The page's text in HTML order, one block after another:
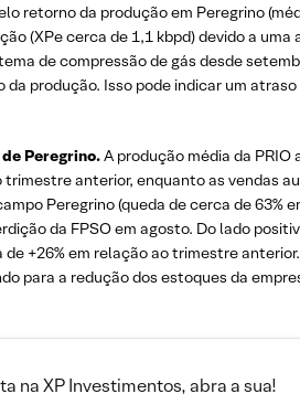
retorno da produção em Peregrino
(XPe cerca de 1,1 kbpd) devido a
de compressão de gás desde
produção. Isso pode indicar um
Peregrino.A produção média da
anterior, enquanto as vendas
Peregrino (queda de cerca de 63%
da FPSO em agosto. Do lado
+26% em relação ao trimestre
para a redução dos estoques da
na XP Investimentos, abra a sua!